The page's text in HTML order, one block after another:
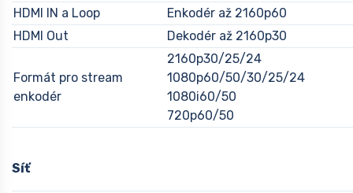
HDMI IN a Loop
Enkodér až 2160p60
HDMI Out
Dekodér až 2160p30
Formát pro stream
enkodér
2160p30/25/24
1080p60/50/30/25/24
1080i60/50
720p60/50
Síť